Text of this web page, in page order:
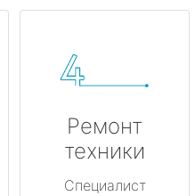
Ремонт
техники
Специалист